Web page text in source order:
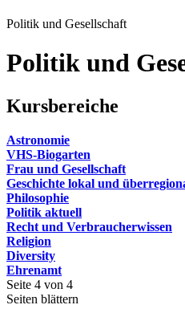
Politik und Gesellschaft
Politik und
Kursbereiche
Astronomie
VHS-Biogarten
Frau und Gesellschaft
Geschichte lokal und
Philosophie
Politik aktuell
Recht und Verbraucherwissen
Religion
Diversity
Ehrenamt
Seite 4 von 4
Seiten blättern